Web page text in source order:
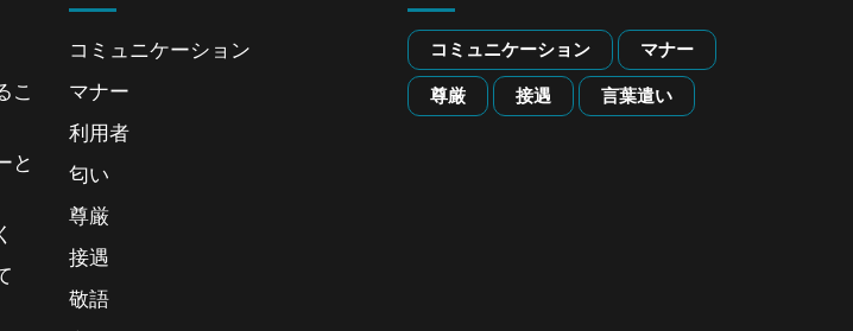
こ
と
コミュニケーション
マナー
利用者
匂い
尊厳
接遇
敬語
コミュニケーション マナー
尊厳 接遇 言葉遣い